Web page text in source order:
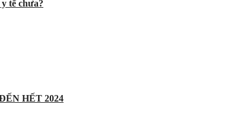
tế chưa?
HẾT 2024